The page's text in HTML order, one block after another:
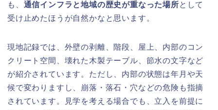
も、 通信インフラと地域の歴史が重なった場所として
受け止めたほうが自然かなと思います。
現地記録では、外壁の剥離、階段、屋上、内部のコン
クリート空間、壊れた木製テーブル、節水の文字など
が紹介されています。ただし、内部の状態は年月や天
候で変わりますし、崩落・落石・穴などの危険も指摘
されています。見学を考える場合でも、立入を前提に